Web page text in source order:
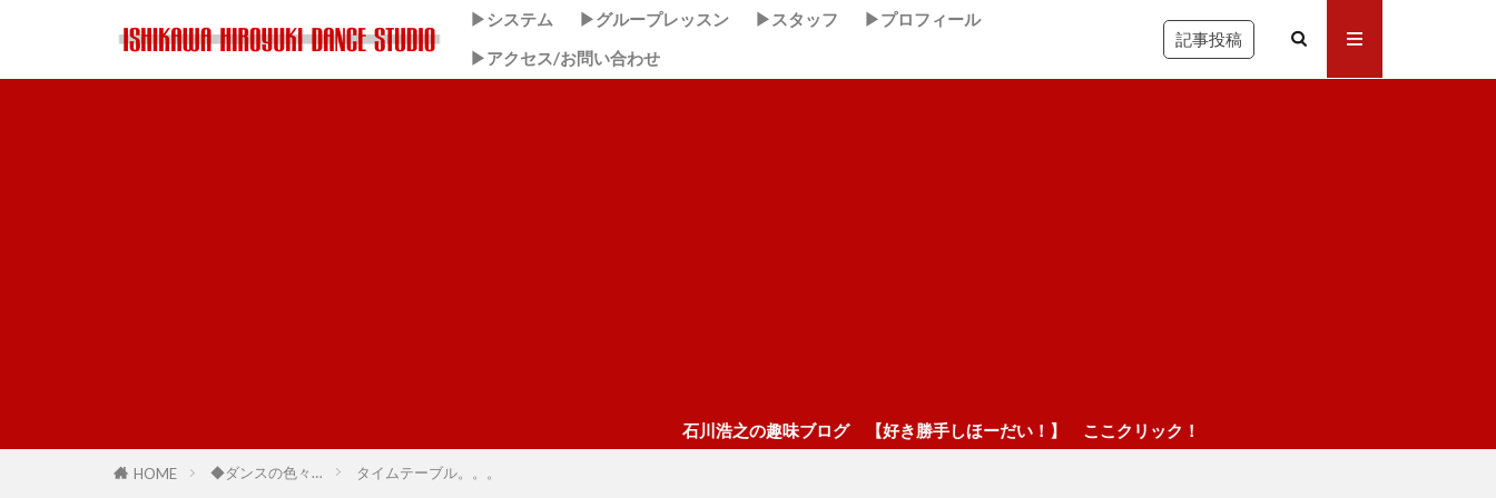
▶システム ▶グループレッスン ▶スタッフ
▶プロフィール
▶アクセス/お問い合わせ
記事投稿
石川浩之の趣味ブログ 【好き勝手しほーだい！】 ここクリック！
HOME ◆ダンスの色々… タイムテーブル。。。